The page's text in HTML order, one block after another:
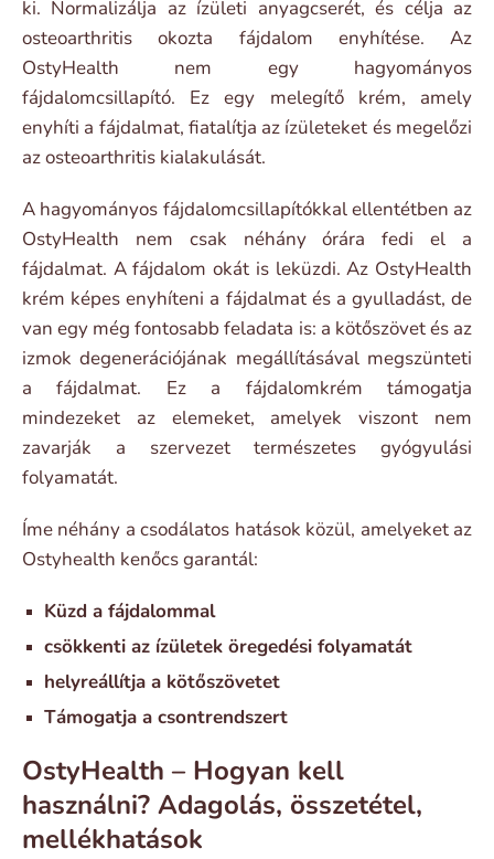
ki. Normalizálja az ízületi anyagcserét, és célja az
osteoarthritis okozta fájdalom enyhítése. Az
OstyHealth nem egy hagyományos
fájdalomcsillapító. Ez egy melegítő krém, amely
enyhíti a fájdalmat, fiatalítja az ízületeket és megelőzi
az osteoarthritis kialakulását.
A hagyományos fájdalomcsillapítókkal ellentétben az
OstyHealth nem csak néhány órára fedi el a
fájdalmat. A fájdalom okát is leküzdi. Az OstyHealth
krém képes enyhíteni a fájdalmat és a gyulladást, de
van egy még fontosabb feladata is: a kötőszövet és az
izmok degenerációjának megállításával megszünteti
a fájdalmat. Ez a fájdalomkrém támogatja
mindezeket az elemeket, amelyek viszont nem
zavarják a szervezet természetes gyógyulási
folyamatát.
Íme néhány a csodálatos hatások közül, amelyeket az
Ostyhealth kenőcs garantál:
Küzd a fájdalommal
csökkenti az ízületek öregedési folyamatát
helyreállítja a kötőszövetet
Támogatja a csontrendszert
OstyHealth – Hogyan kell
használni? Adagolás, összetétel,
mellékhatások